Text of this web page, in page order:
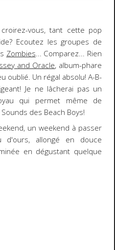
vous, tant cette pop
Ecoutez les groupes de
Zombies... Comparez... Rien
and Oracle, album-phare
oublié. Un régal absolu! A-B-
Je ne lâcherai pas un
qui permet même de
des Beach Boys!
, un weekend à passer
allongé en douce
en dégustant quelque